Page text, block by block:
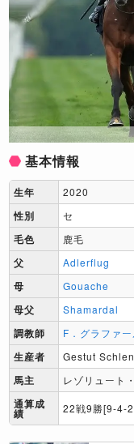
基本情報
生年 2020
性別 セ
毛色 鹿毛
父 Adlerflug
母 Gouache
母父 Shamardal
調教師 F．グラファー
生産者 Gestut
馬主 レゾリュート
通算成
績 22戦9勝[9-4-